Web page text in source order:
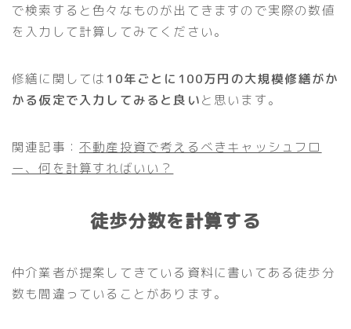
で検索すると色々なものが出てきますので実際の数値
を入力して計算してみてください。
修繕に関しては 10年ごとに100万円の大規模修繕がか
かる仮定で入力してみると良いと思います。
関連記事： 不動産投資で考えるべきキャッシュフロ
ー、何を計算すればいい？
徒歩分数を計算する
仲介業者が提案してきている資料に書いてある徒歩分
数も間違っていることがあります。